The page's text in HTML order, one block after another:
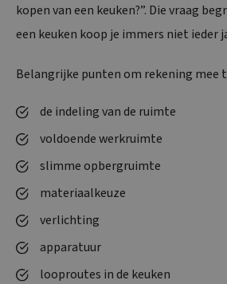
kopen van een keuken?”. Die vraag
een keuken koop je immers niet ieder
Belangrijke punten om rekening mee
de indeling van de ruimte
voldoende werkruimte
slimme opbergruimte
materiaalkeuze
verlichting
apparatuur
looproutes in de keuken